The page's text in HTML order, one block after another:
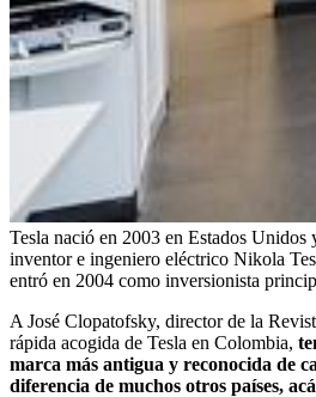
Tesla nació en 2003 en Estados Unidos
inventor e ingeniero eléctrico Nikola
entró en 2004 como inversionista
A José Clopatofsky, director de la
rápida acogida de Tesla en Colombia,
marca más antigua y reconocida de
diferencia de muchos otros países,